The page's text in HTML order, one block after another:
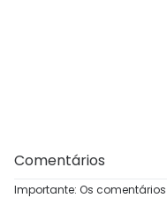
Comentários
Importante: Os